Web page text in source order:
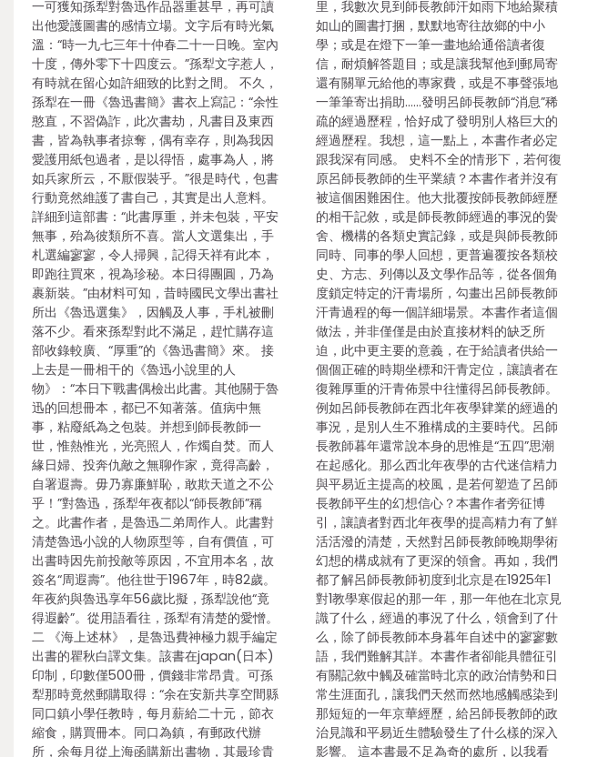
一可獲知孫犁對魯迅作品器重甚早，再可讀
出他愛護圖書的感情立場。文字后有時光氣
溫：“時一九七三年十仲春二十一日晚。室內
十度，傳外零下十四度云。”孫犁文字惹人，
有時就在留心如許細致的比對之間。 不久，
孫犁在一冊《魯迅書簡》書衣上寫記：“余性
憨直，不習偽詐，此次書劫，凡書目及東西
書，皆為執事者掠奪，偶有幸存，則為我因
愛護用紙包過者，是以得悟，處事為人，將
如兵家所云，不厭假裝乎。”很是時代，包書
行動竟然維護了書自己，其實是出人意料。
詳細到這部書：“此書厚重，并未包裝，平安
無事，殆為彼類所不喜。當人文選集出，手
札選編寥寥，令人掃興，記得天祥有此本，
即跑往買來，視為珍秘。本日得團圓，乃為
裹新裝。”由材料可知，昔時國民文學出書社
所出《魯迅選集》，因觸及人事，手札被刪
落不少。看來孫犁對此不滿足，趕忙購存這
部收錄較廣、“厚重”的《魯迅書簡》來。 接
上去是一冊相干的《魯迅小說里的人
物》：“本日下戰書偶檢出此書。其他關于魯
迅的回想冊本，都已不知著落。值病中無
事，粘廢紙為之包裝。并想到師長教師一
世，惟熱惟光，光亮照人，作燭自焚。而人
緣日婦、投奔仇敵之無聊作家，竟得高齡，
自署遐壽。毋乃寡廉鮮恥，敢欺天道之不公
乎！”對魯迅，孫犁年夜都以“師長教師”稱
之。此書作者，是魯迅二弟周作人。此書對
清楚魯迅小說的人物原型等，自有價值，可
出書時因先前投敵等原因，不宜用本名，故
簽名“周遐壽”。他往世于1967年，時82歲。
年夜約與魯迅享年56歲比擬，孫犁說他“竟
得遐齡”。從用語看往，孫犁有清楚的愛憎。
二 《海上述林》，是魯迅費神極力親手編定
出書的瞿秋白譯文集。該書在japan(日本)
印制，印數僅500冊，價錢非常昂貴。可孫
犁那時竟然郵購取得：“余在安新共享空間縣
同口鎮小學任教時，每月薪給二十元，節衣
縮食，購買冊本。同口為鎮，有郵政代辦
所，余每月從上海函購新出書物，其最珍貴
里，我數次見到師長教師汗如雨下地給聚積
如山的圖書打捆，默默地寄往故鄉的中小
學；或是在燈下一筆一畫地給通俗讀者復
信，耐煩解答題目；或是讓我幫他到郵局寄
還有關單元給他的專家費，或是不事聲張地
一筆筆寄出捐助……發明呂師長教師“消息”稀
疏的經過歷程，恰好成了發明別人格巨大的
經過歷程。我想，這一點上，本書作者必定
跟我深有同感。 史料不全的情形下，若何復
原呂師長教師的生平業績？本書作者并沒有
被這個困難困住。他大批覆按師長教師經歷
的相干記敘，或是師長教師經過的事況的黌
舍、機構的各類史實記錄，或是與師長教師
同時、同事的學人回想，更普遍覆按各類校
史、方志、列傳以及文學作品等，從各個角
度鎖定特定的汗青場所，勾畫出呂師長教師
汗青過程的每一個詳細場景。本書作者這個
做法，并非僅僅是由於直接材料的缺乏所
迫，此中更主要的意義，在于給讀者供給一
個個正確的時期坐標和汗青定位，讓讀者在
復雜厚重的汗青佈景中往懂得呂師長教師。
例如呂師長教師在西北年夜學肄業的經過的
事況，是別人生不雅構成的主要時代。呂師
長教師暮年還常說本身的思惟是“五四”思潮
在起感化。那么西北年夜學的古代迷信精力
與平易近主提高的校風，是若何塑造了呂師
長教師平生的幻想信心？本書作者旁征博
引，讓讀者對西北年夜學的提高精力有了鮮
活活潑的清楚，天然對呂師長教師晚期學術
幻想的構成就有了更深的領會。再如，我們
都了解呂師長教師初度到北京是在1925年1
對1教學寒假起的那一年，那一年他在北京見
識了什么，經過的事況了什么，領會到了什
么，除了師長教師本身暮年自述中的寥寥數
語，我們難解其詳。本書作者卻能具體征引
有關記敘中觸及確當時北京的政治情勢和日
常生涯面孔，讓我們天然而然地感觸感染到
那短短的一年京華經歷，給呂師長教師的政
治見識和平易近生體驗發生了什么樣的深入
影響。 這本書最不足為奇的處所，以我看